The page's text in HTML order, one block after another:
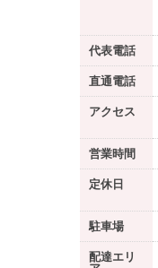
代表電話
直通電話
アクセス
営業時間
定休日
駐車場
配達エリ